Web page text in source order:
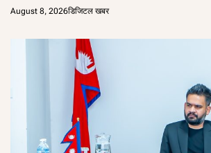
August 8, 2026डिजिटल खबर